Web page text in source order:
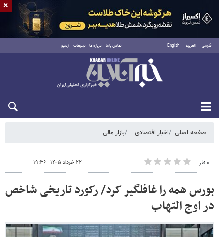
فارسی العربية English تماس با ما درباره ما تبلیغات آرشیو
شنبه ۱۷ مرداد ۱۴۰۵
صفحه اصلی اخبار اقتصادی بازار مالی
۰ نفر ۲۲ خرداد ۱۴۰۵ - ۱۹:۳۶
بورس همه را غافلگیر کرد/ رکورد تاریخی شاخص
در اوج التهاب
×